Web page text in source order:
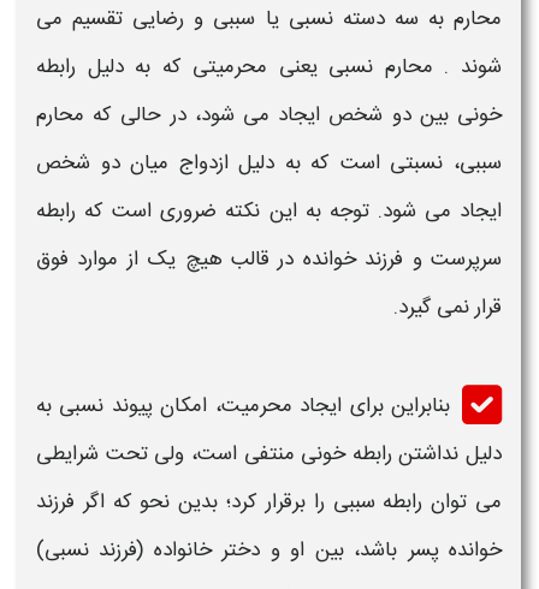
محارم به سه دسته نسبی یا سببی و رضایی تقسیم می
شوند . محارم نسبی یعنی محرمیتی که به دلیل رابطه
خونی بین دو شخص ایجاد می شود، در حالی که محارم
سببی، نسبتی است که به دلیل ازدواج میان دو شخص
ایجاد می شود. توجه به این نکته ضروری است که رابطه
سرپرست و فرزند خوانده در قالب هیچ یک از موارد فوق
قرار نمی گیرد.
بنابراین برای ایجاد محرمیت، امکان پیوند نسبی به
دلیل نداشتن رابطه خونی منتفی است، ولی تحت شرایطی
می توان رابطه سببی را برقرار کرد؛ بدین نحو که اگر فرزند
خواندهپسر باشد، بین او و دختر خانواده (فرزند نسبی)